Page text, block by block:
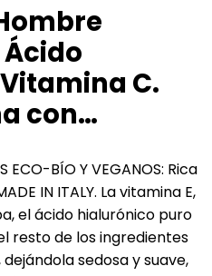
C.
con…
ECO-BÍO Y VEGANOS: Rica
IN ITALY. La vitamina E,
el ácido hialurónico puro
resto de los ingredientes
sedosa y suave,